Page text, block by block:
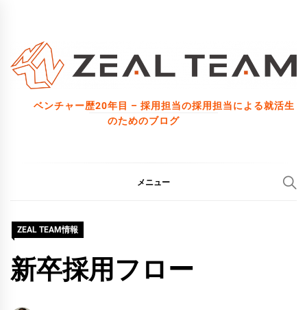
ン
ベンチャー歴20年目 – 採用担当の採用担当による就活生
のためのブログ
メニュー
ZEAL TEAM情報
新卒採用フロー